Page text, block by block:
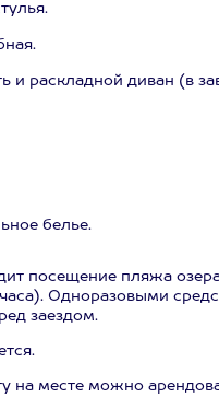
и раскладной диван (в
белье.
посещение пляжа
Одноразовыми
заездом.
на месте можно